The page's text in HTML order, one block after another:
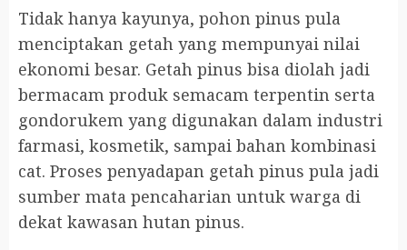
Tidak hanya kayunya, pohon pinus pula
menciptakan getah yang mempunyai nilai
ekonomi besar. Getah pinus bisa diolah jadi
bermacam produk semacam terpentin serta
gondorukem yang digunakan dalam industri
farmasi, kosmetik, sampai bahan kombinasi
cat. Proses penyadapan getah pinus pula jadi
sumber mata pencaharian untuk warga di
dekat kawasan hutan pinus.